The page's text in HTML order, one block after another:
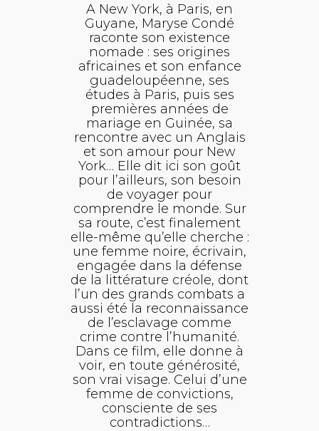
A New York, à Paris, en
Guyane, Maryse Condé
raconte son existence
nomade : ses origines
africaines et son enfance
guadeloupéenne, ses
études à Paris, puis ses
premières années de
mariage en Guinée, sa
rencontre avec un Anglais
et son amour pour New
York… Elle dit ici son goût
pour l’ailleurs, son besoin
de voyager pour
comprendre le monde. Sur
sa route, c’est finalement
elle-même qu’elle cherche :
une femme noire, écrivain,
engagée dans la défense
de la littérature créole, dont
l’un des grands combats a
aussi été la reconnaissance
de l’esclavage comme
crime contre l’humanité.
Dans ce film, elle donne à
voir, en toute générosité,
son vrai visage. Celui d’une
femme de convictions,
consciente de ses
contradictions…